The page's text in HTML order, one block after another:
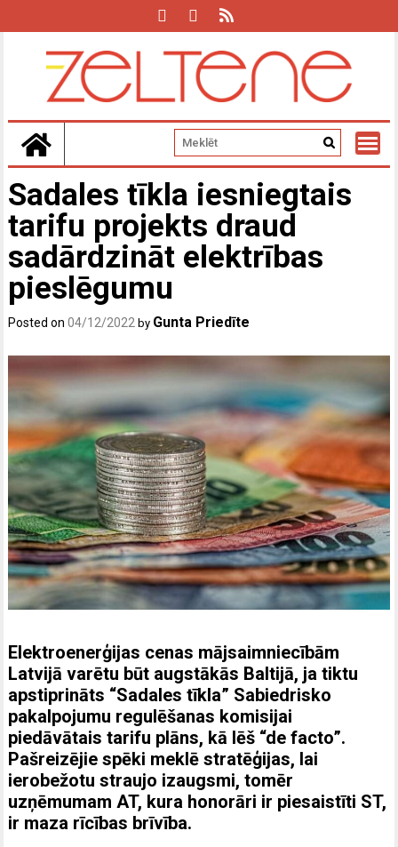
Sadales tīkla iesniegtais
tarifu projekts draud
sadārdzināt elektrības
pieslēgumu
Posted on04/12/2022 by Gunta Priedīte
Elektroenerģijas cenas mājsaimniecībām
Latvijā varētu būt augstākās Baltijā, ja tiktu
apstiprināts “Sadales tīkla” Sabiedrisko
pakalpojumu regulēšanas komisijai
piedāvātais tarifu plāns, kā lēš “de facto”.
Pašreizējie spēki meklē stratēģijas, lai
ierobežotu straujo izaugsmi, tomēr
uzņēmumam AT, kura honorāri ir piesaistīti ST,
ir maza rīcības brīvība.